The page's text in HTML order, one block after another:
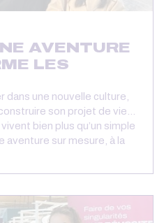
AVENTURE
LES
dans une nouvelle culture,
son projet de vie…
bien plus qu’un simple
aventure sur mesure, à la